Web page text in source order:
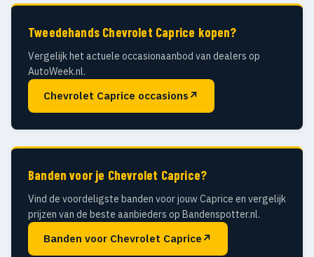
Tweedehands Chevrolet Caprice kopen?
Vergelijk het actuele occasionaanbod van dealers op
AutoWeek.nl.
Chevrolet Caprice occasions ↗
Banden voor je Chevrolet Caprice?
Vind de voordeligste banden voor jouw Caprice en vergelijk
prijzen van de beste aanbieders op Bandenspotter.nl.
Banden voor Chevrolet Caprice ↗